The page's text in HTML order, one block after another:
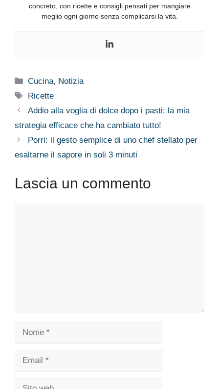
concreto, con ricette e consigli pensati per mangiare
meglio ogni giorno senza complicarsi la vita.
Categorie
Cucina, Notizia
Tag
Ricette
Addio alla voglia di dolce dopo i pasti: la mia
strategia efficace che ha cambiato tutto!
Porri: il gesto semplice di uno chef stellato per
esaltarne il sapore in soli 3 minuti
Lascia un commento